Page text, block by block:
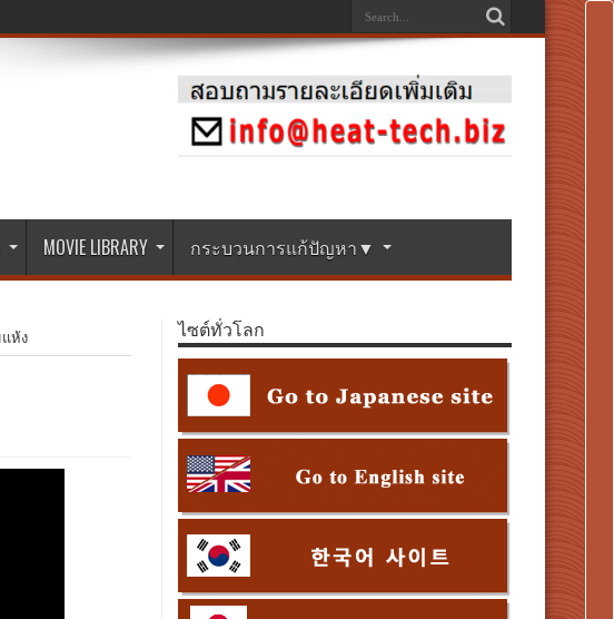
MOVIE LIBRARY กระบวนการแก้ปัญหา▼
ห้ง ไซต์ทั่วโลก